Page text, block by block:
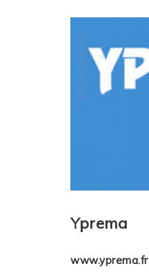
Yprema
www.yprema.fr